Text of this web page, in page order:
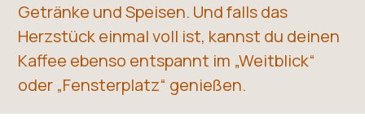
Getränke und Speisen. Und falls das
Herzstück einmal voll ist, kannst du deinen
Kaffee ebenso entspannt im „Weitblick“
oder „Fensterplatz“ genießen.